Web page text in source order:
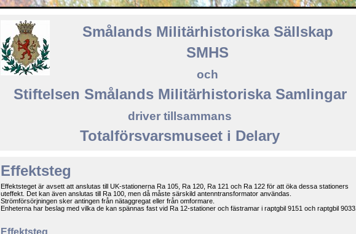
Smålands Militärhistoriska Sällskap
SMHS
och
Stiftelsen Smålands Militärhistoriska Samlingar
driver tillsammans
Totalförsvarsmuseet i Delary
Effektsteg
Effektsteget är avsett att anslutas till UK-stationerna Ra 105, Ra 120, Ra 121 och Ra 122 för att öka dessa stationers
uteffekt. Det kan även anslutas till Ra 100, men då måste särskild antenntransformator användas.
Strömförsörjningen sker antingen från nätaggregat eller från omformare.
Enheterna har beslag med vilka de kan spännas fast vid Ra 12-stationer och fästramar i raptgbil 9151 och raptgbil 9033.